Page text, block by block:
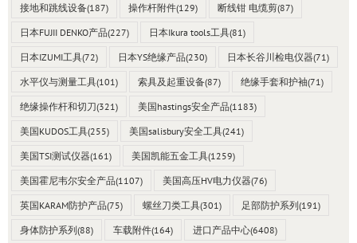
接地和跳线设备(187) 操作杆附件(129) 断线钳 电缆剪(87)
日本FUJII DENKO产品(227) 日本Ikura tools工具(81)
日本IZUMI工具(72) 日本YS绝缘产品(230) 日本长谷川检电仪器(71)
水平仪与测量工具(101) 索具及起重设备(87) 绝缘手套和护袖(71)
绝缘操作杆和切刀(321) 美国hastings安全产品(1183)
美国KUDOS工具(255) 美国salisbury安全工具(241)
美国TSI测试仪器(161) 美国凯能五金工具(1259)
美国霍尼韦尔安全产品(1107) 美国高压HV电力仪器(76)
英国KARAM防护产品(75) 螺丝刀类工具(301) 足部防护系列(191)
身体防护系列(88) 车载附件(164) 进口产品中心(6408)